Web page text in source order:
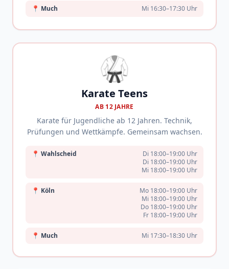
📍 Much Mi 16:30–17:30 Uhr
🥋
Karate Teens
AB 12 JAHRE
Karate für Jugendliche ab 12 Jahren. Technik,
Prüfungen und Wettkämpfe. Gemeinsam wachsen.
📍 Wahlscheid
Di 18:00–19:00 Uhr
Di 18:00–19:00 Uhr
Mi 18:00–19:00 Uhr
📍 Köln
Mo 18:00–19:00 Uhr
Mi 18:00–19:00 Uhr
Do 18:00–19:00 Uhr
Fr 18:00–19:00 Uhr
📍 Much Mi 17:30–18:30 Uhr